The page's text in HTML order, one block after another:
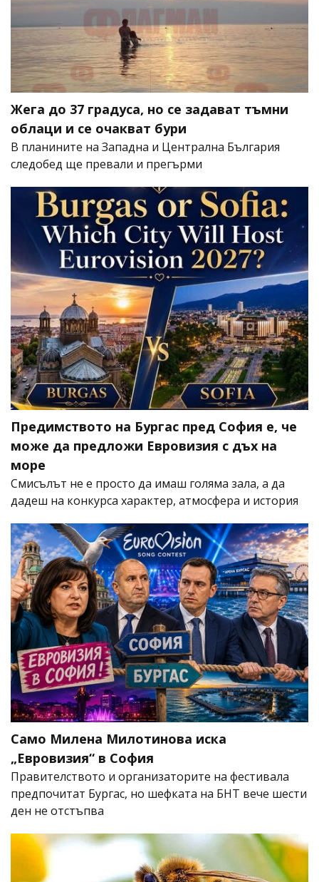
Жега до 37 градуса, но се задават тъмни
облаци и се очакват бури
В планините на Западна и Централна България
следобед ще превали и прегърми
Предимството на Бургас пред София е, че
може да предложи Евровизия с дъх на
море
Смисълът не е просто да имаш голяма зала, а да
дадеш на конкурса характер, атмосфера и история
Само Милена Милотинова иска
„Евровизия“ в София
Правителството и организаторите на фестивала
предпочитат Бургас, но шефката на БНТ вече шести
ден не отстъпва